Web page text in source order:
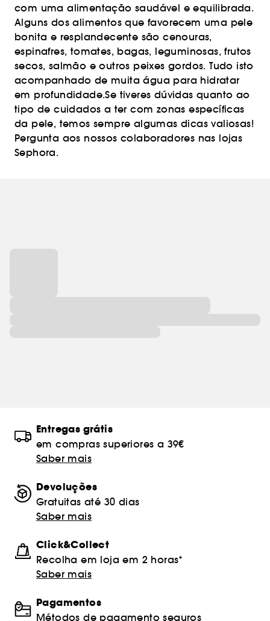
com uma alimentação saudável e equilibrada.
Alguns dos alimentos que favorecem uma pele
bonita e resplandecente são cenouras,
espinafres, tomates, bagas, leguminosas, frutos
secos, salmão e outros peixes gordos. Tudo isto
acompanhado de muita água para hidratar
em profundidade.Se tiveres dúvidas quanto ao
tipo de cuidados a ter com zonas específicas
da pele, temos sempre algumas dicas valiosas!
Pergunta aos nossos colaboradores nas lojas
Sephora.
Entregas grátis
em compras superiores a 39€
Saber mais
Devoluções
Gratuitas até 30 dias
Saber mais
Click&Collect
Recolha em loja em 2 horas*
Saber mais
Pagamentos
Métodos de pagamento seguros